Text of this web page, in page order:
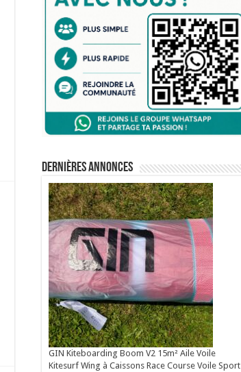
Dernières annonces
GIN Kiteboarding Boom V2 15m² Aile Voile
Kitesurf Wing à Caissons Race Course Voile Sport